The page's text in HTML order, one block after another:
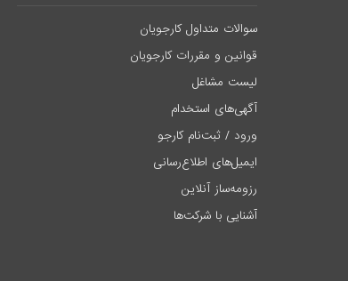
سوالات متداول کارجویان
قوانین و مقررات کارجویان
لیست مشاغل
آگهی‌های استخدام
ورود / ثبت‌نام کارجو
ایمیل‌های اطلاع‌رسانی
رزومه‌ساز آنلاین
آشنایی با شرکت‌ها